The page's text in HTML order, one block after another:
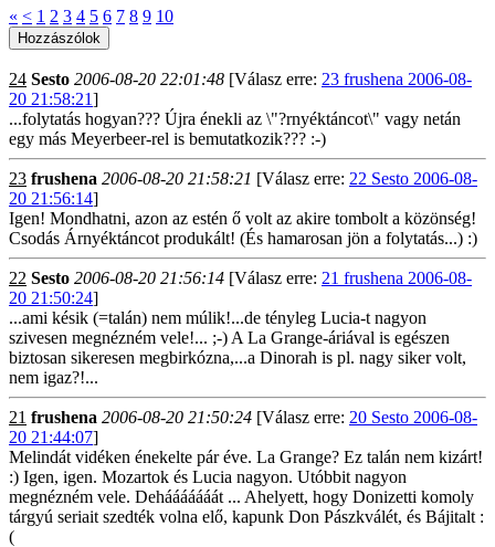
« < 1 2 3 4 5 6 7 8 9 10
24 Sesto 2006-08-20 22:01:48 [Válasz erre: 23 frushena 2006-08-
20 21:58:21]
...folytatás hogyan??? Újra énekli az \"?rnyéktáncot\" vagy netán
egy más Meyerbeer-rel is bemutatkozik??? :-)
23 frushena 2006-08-20 21:58:21 [Válasz erre: 22 Sesto 2006-08-
20 21:56:14]
Igen! Mondhatni, azon az estén ő volt az akire tombolt a közönség!
Csodás Árnyéktáncot produkált! (És hamarosan jön a folytatás...) :)
22 Sesto 2006-08-20 21:56:14 [Válasz erre: 21 frushena 2006-08-
20 21:50:24]
...ami késik (=talán) nem múlik!...de tényleg Lucia-t nagyon
szivesen megnézném vele!... ;-) A La Grange-áriával is egészen
biztosan sikeresen megbirkózna,...a Dinorah is pl. nagy siker volt,
nem igaz?!...
21 frushena 2006-08-20 21:50:24 [Válasz erre: 20 Sesto 2006-08-
20 21:44:07]
Melindát vidéken énekelte pár éve. La Grange? Ez talán nem kizárt!
:) Igen, igen. Mozartok és Lucia nagyon. Utóbbit nagyon
megnézném vele. Dehááááááát ... Ahelyett, hogy Donizetti komoly
tárgyú seriait szedték volna elő, kapunk Don Pászkválét, és Bájitalt :
(